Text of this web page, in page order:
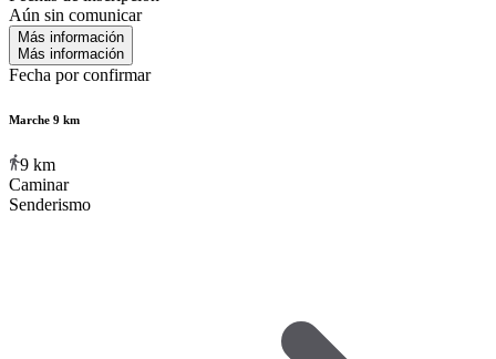
Aún sin comunicar
Más información
Más información
Fecha por confirmar
Marche 9 km
9 km
Caminar
Senderismo